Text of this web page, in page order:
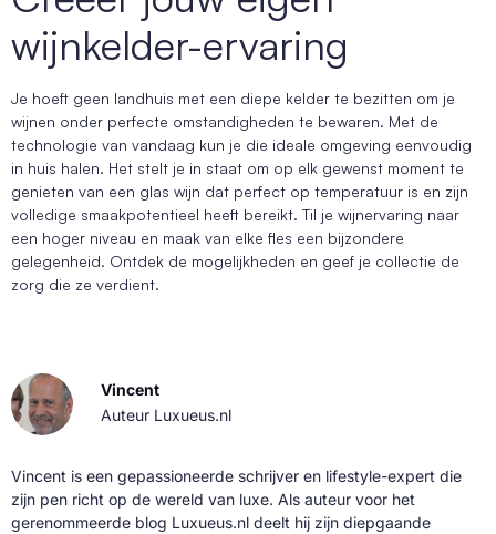
wijnkelder-ervaring
Je hoeft geen landhuis met een diepe kelder te bezitten om je
wijnen onder perfecte omstandigheden te bewaren. Met de
technologie van vandaag kun je die ideale omgeving eenvoudig
in huis halen. Het stelt je in staat om op elk gewenst moment te
genieten van een glas wijn dat perfect op temperatuur is en zijn
volledige smaakpotentieel heeft bereikt. Til je wijnervaring naar
een hoger niveau en maak van elke fles een bijzondere
gelegenheid. Ontdek de mogelijkheden en geef je collectie de
zorg die ze verdient.
Vincent
Auteur Luxueus.nl
Vincent is een gepassioneerde schrijver en lifestyle-expert die
zijn pen richt op de wereld van luxe. Als auteur voor het
gerenommeerde blog Luxueus.nl deelt hij zijn diepgaande